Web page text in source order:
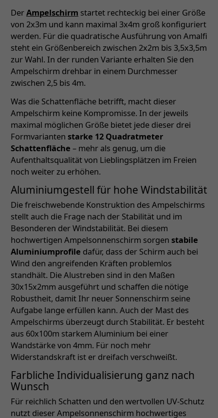
DerAmpelschirm startet rechteckig bei einer Größe
von 2x3m und kann maximal 3x4m groß konfiguriert
werden. Für die quadratische Ausführung von Amalfi
steht ein Größenbereich zwischen 2x2m bis 3,5x3,5m
zur Wahl. In der runden Variante erhalten Sie den
Ampelschirm drehbar in einem Durchmesser
zwischen 2,5 bis 4m.
Was die Schattenfläche betrifft, macht dieser
Ampelschirm keine Kompromisse. In der jeweils
maximal möglichen Größe bietet jede dieser drei
Formvarianten starke 12 Quadratmeter
Schattenfläche – mehr als genug, um die
Aufenthaltsqualität von Lieblingsplätzen im Freien
noch weiter zu erhöhen.
Aluminiumgestell für hohe Windstabilität
Die freischwebende Konstruktion des Ampelschirms
stellt auch die Frage nach der Stabilität und im
Besonderen der Windstabilität. Bei diesem
hochwertigen Ampelsonnenschirm sorgen stabile
Aluminiumprofile dafür, dass der Schirm auch bei
Wind den angreifenden Kräften problemlos
standhält. Die Alustreben sind in den Maßen
30x15x2mm ausgeführt und schaffen die nötige
Robustheit, damit Ihr neuer Sonnenschirm seine
Aufgabe lange erfüllen kann. Auch der Mast des
Ampelschirms überzeugt durch Stabilität. Er besteht
aus 60x100m starkem Aluminium bei einer
Wandstärke von 4mm. Für noch mehr
Widerstandskraft ist er dreifach verschweißt.
Farbliche Individualisierung ganz nach
Wunsch
Für reichlich Schatten und den wertvollen UV-Schutz
nutzt dieser Ampelsonnenschirm hochwertiges